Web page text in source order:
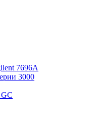
7696А
3000